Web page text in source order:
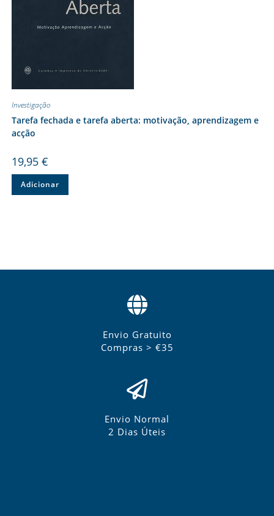
Investigação
Tarefa fechada e tarefa aberta: motivação, aprendizagem e
acção
19,95 €
Adicionar
Envio Gratuito
Compras > €35
Envio Normal
2 Dias Úteis